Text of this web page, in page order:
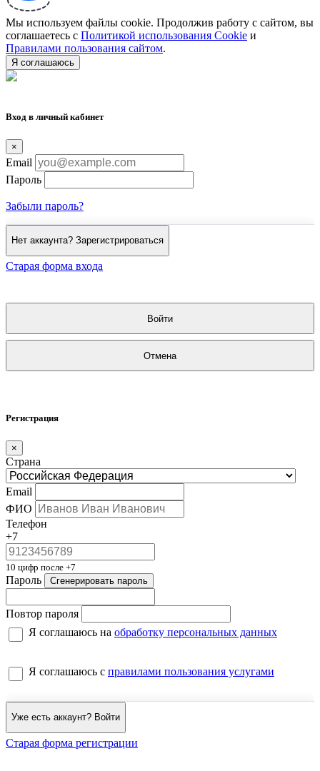
Мы используем файлы cookie. Продолжив работу с сайтом, вы
соглашаетесь с Политикой использования Cookie и
Правилами пользования сайтом.
Я соглашаюсь
Вход в личный кабинет
×
Email
Пароль
Забыли пароль?
Нет аккаунта? Зарегистрироваться
Старая форма входа
Отмена
Войти
Регистрация
×
Страна
Email
ФИО
Телефон
+7
10 цифр после +7
Пароль Сгенерировать пароль
Повтор пароля
Я соглашаюсь на обработку персональных данных
Я соглашаюсь с правилами пользования услугами
Уже есть аккаунт? Войти
Старая форма регистрации